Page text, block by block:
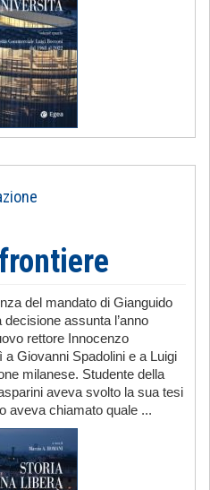
del mandato di Gianguido
assunta l’anno
rettore Innocenzo
Giovanni Spadolini e a Luigi
milanese. Studente della
aveva svolto la sua tesi
aveva chiamato quale ...